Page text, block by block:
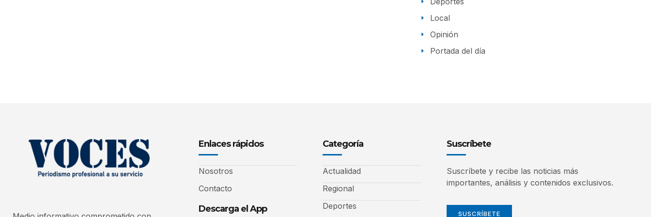
Local
Opinión
Portada del día
Enlaces rápidos
Nosotros
Contacto
Descarga el App
Categoría
Actualidad
Regional
Deportes
Suscríbete
Suscríbete y recibe las noticias más
importantes, análisis y contenidos exclusivos.
SUSCRÍBETE